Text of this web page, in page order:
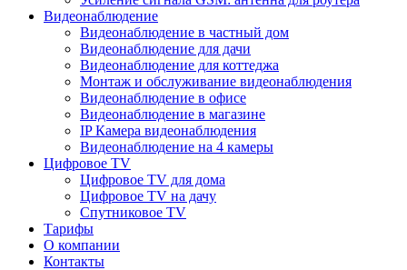
Видеонаблюдение
Видеонаблюдение в частный дом
Видеонаблюдение для дачи
Видеонаблюдение для коттеджа
Монтаж и обслуживание видеонаблюдения
Видеонаблюдение в офисе
Видеонаблюдение в магазине
IP Камера видеонаблюдения
Видеонаблюдение на 4 камеры
Цифровое TV
Цифровое TV для дома
Цифровое TV на дачу
Спутниковое TV
Тарифы
О компании
Контакты